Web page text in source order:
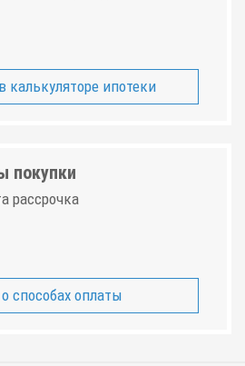
калькуляторе ипотеки
покупки
рассрочка
способах оплаты